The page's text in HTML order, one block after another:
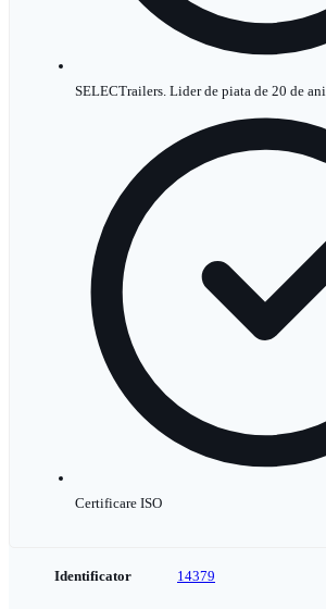
SELECTrailers. Lider de piata de 20 de ani
Certificare ISO
Identificator 14379